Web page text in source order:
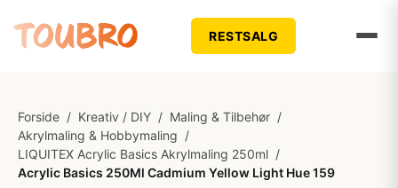
RESTSALG
Forside / Kreativ / DIY / Maling & Tilbehør /
Akrylmaling & Hobbymaling /
LIQUITEX Acrylic Basics Akrylmaling 250ml /
Acrylic Basics 250Ml Cadmium Yellow Light Hue 159